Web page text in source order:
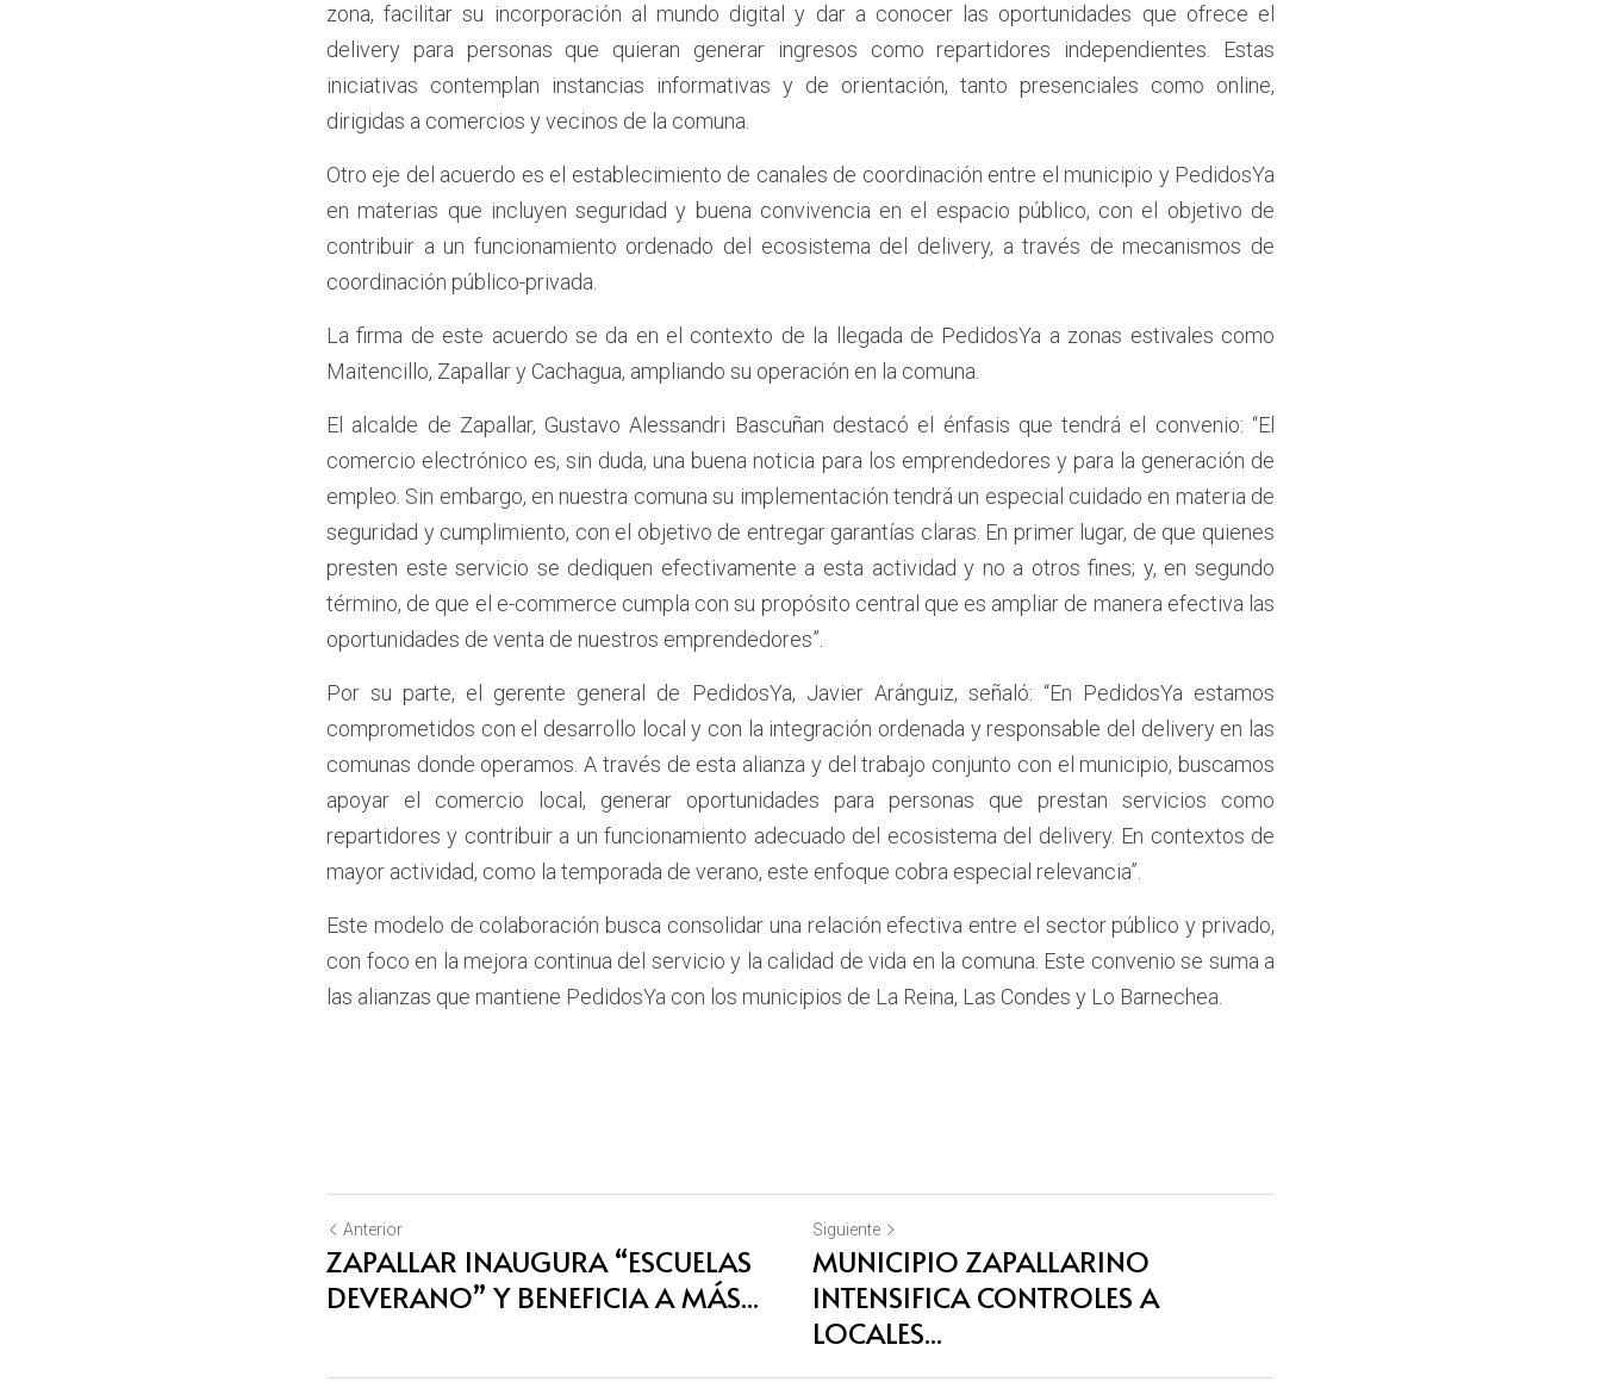
zona, facilitar su incorporación al mundo digital y dar a conocer las oportunidades que ofrece el
delivery para personas que quieran generar ingresos como repartidores independientes. Estas
iniciativas contemplan instancias informativas y de orientación, tanto presenciales como online,
dirigidas a comercios y vecinos de la comuna.
Otro eje del acuerdo es el establecimiento de canales de coordinación entre el municipio y PedidosYa
en materias que incluyen seguridad y buena convivencia en el espacio público, con el objetivo de
contribuir a un funcionamiento ordenado del ecosistema del delivery, a través de mecanismos de
coordinación público-privada.
La firma de este acuerdo se da en el contexto de la llegada de PedidosYa a zonas estivales como
Maitencillo, Zapallar y Cachagua, ampliando su operación en la comuna.
El alcalde de Zapallar, Gustavo Alessandri Bascuñan destacó el énfasis que tendrá el convenio: “El
comercio electrónico es, sin duda, una buena noticia para los emprendedores y para la generación de
empleo. Sin embargo, en nuestra comuna su implementación tendrá un especial cuidado en materia de
seguridad y cumplimiento, con el objetivo de entregar garantías claras. En primer lugar, de que quienes
presten este servicio se dediquen efectivamente a esta actividad y no a otros fines; y, en segundo
término, de que el e-commerce cumpla con su propósito central que es ampliar de manera efectiva las
oportunidades de venta de nuestros emprendedores”.
Por su parte, el gerente general de PedidosYa, Javier Aránguiz, señaló: “En PedidosYa estamos
comprometidos con el desarrollo local y con la integración ordenada y responsable del delivery en las
comunas donde operamos. A través de esta alianza y del trabajo conjunto con el municipio, buscamos
apoyar el comercio local, generar oportunidades para personas que prestan servicios como
repartidores y contribuir a un funcionamiento adecuado del ecosistema del delivery. En contextos de
mayor actividad, como la temporada de verano, este enfoque cobra especial relevancia”.
Este modelo de colaboración busca consolidar una relación efectiva entre el sector público y privado,
con foco en la mejora continua del servicio y la calidad de vida en la comuna. Este convenio se suma a
las alianzas que mantiene PedidosYa con los municipios de La Reina, Las Condes y Lo Barnechea.
Anterior
ZAPALLAR INAUGURA “ESCUELAS
DEVERANO” Y BENEFICIA A MÁS...
Siguiente
MUNICIPIO ZAPALLARINO
INTENSIFICA CONTROLES A
LOCALES...